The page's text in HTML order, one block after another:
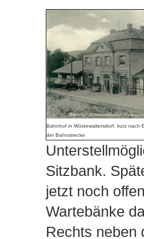
Bahnhof in Wüstewaltersdorf, kurz nach
der Bahnstrecke
Sitzbank.
jetzt noch
Wartebänke
Rechts neben